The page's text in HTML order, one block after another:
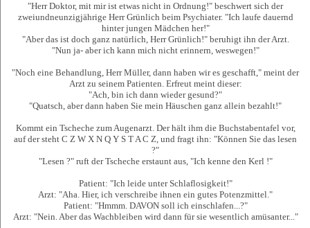
"Herr Doktor, mit mir ist etwas nicht in Ordnung!" beschwert sich der
zweiundneunzigjährige Herr Grünlich beim Psychiater. "Ich laufe dauernd
hinter jungen Mädchen her!"
"Aber das ist doch ganz natürlich, Herr Grünlich!" beruhigt ihn der Arzt.
"Nun ja- aber ich kann mich nicht erinnern, weswegen!"
"Noch eine Behandlung, Herr Müller, dann haben wir es geschafft," meint der
Arzt zu seinem Patienten. Erfreut meint dieser:
"Ach, bin ich dann wieder gesund?"
"Quatsch, aber dann haben Sie mein Häuschen ganz allein bezahlt!"
Kommt ein Tscheche zum Augenarzt. Der hält ihm die Buchstabentafel vor,
auf der steht C Z W X N Q Y S T A C Z, und fragt ihn: "Können Sie das lesen
?"
"Lesen ?" ruft der Tscheche erstaunt aus, "Ich kenne den Kerl !"
Patient: "Ich leide unter Schlaflosigkeit!"
Arzt: "Aha. Hier, ich verschreibe ihnen ein gutes Potenzmittel."
Patient: "Hmmm. DAVON soll ich einschlafen...?"
Arzt: "Nein. Aber das Wachbleiben wird dann für sie wesentlich amüsanter..."